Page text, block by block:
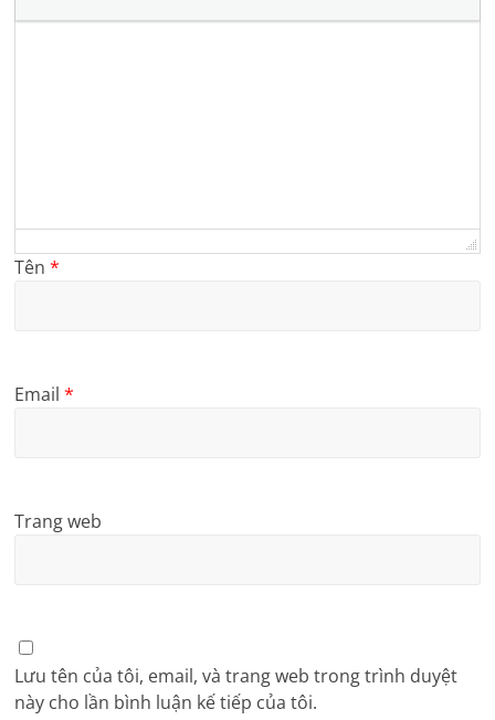
Tên*
Email*
Trang web
Lưu tên của tôi, email, và trang web trong trình duyệt
này cho lần bình luận kế tiếp của tôi.